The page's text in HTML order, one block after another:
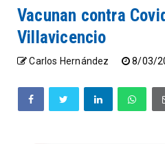
Vacunan contra
Villavicencio
Carlos Hernández 8/03/